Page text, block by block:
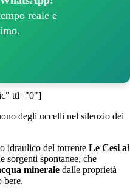
reale e
ttl="0"]
degli uccelli nel silenzio dei
idraulico del torrente Le Cesi al
sorgenti spontanee, che
minerale dalle proprietà
bere.